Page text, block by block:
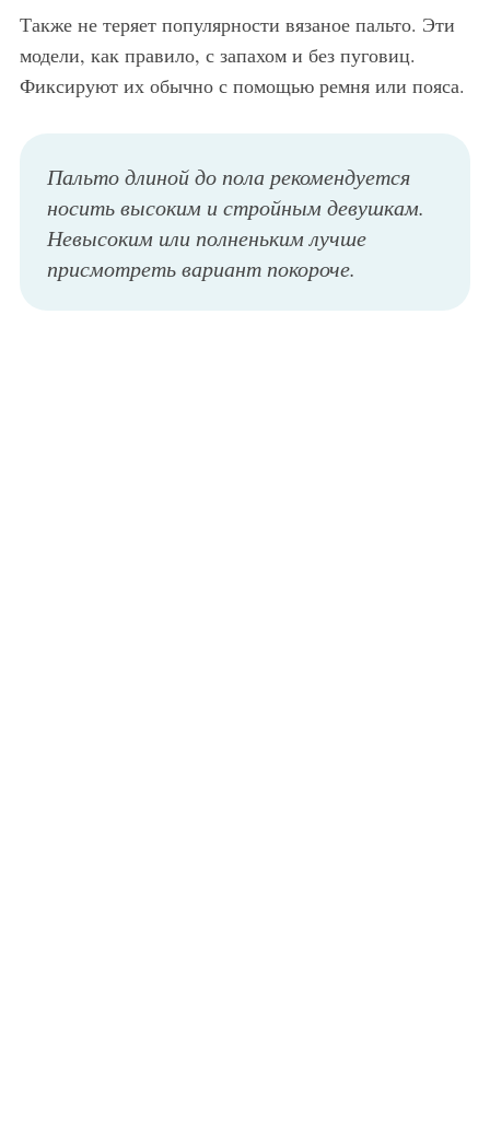
Также не теряет популярности вязаное пальто. Эти
модели, как правило, с запахом и без пуговиц.
Фиксируют их обычно с помощью ремня или пояса.
Пальто длиной до пола рекомендуется
носить высоким и стройным девушкам.
Невысоким или полненьким лучше
присмотреть вариант покороче.